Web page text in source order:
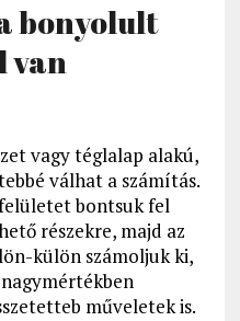
bonyolult
van
vagy téglalap alakú,
válhat a számítás.
bontsuk fel
részekre, majd az
külön számoljuk ki,
nagymértékben
műveletek is.